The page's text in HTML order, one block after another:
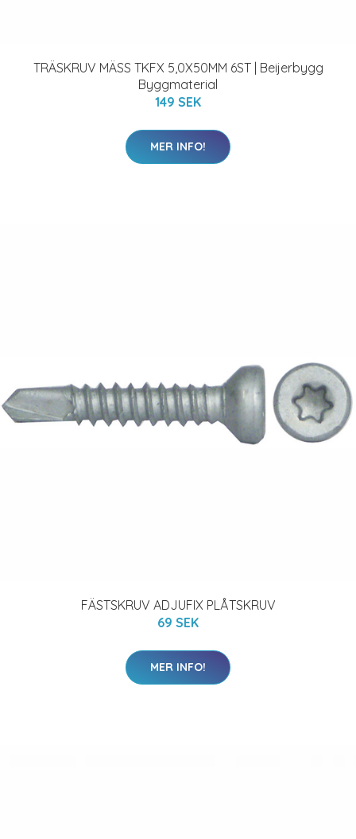
TRÄSKRUV MÄSS TKFX 5,0X50MM 6ST | Beijerbygg
Byggmaterial
149 SEK
MER INFO!
FÄSTSKRUV ADJUFIX PLÅTSKRUV
69 SEK
MER INFO!